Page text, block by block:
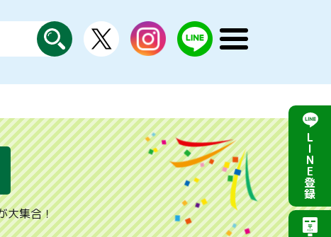
探
す
instagram LINE
公
メ
く
大集合！
L
I
N
E
登
録